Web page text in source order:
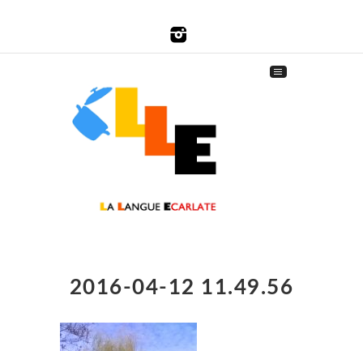
2016-04-12 11.49.56